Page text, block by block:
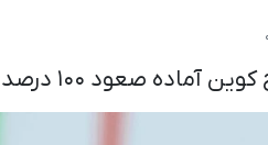
صعود ۱۰۰ درصدی به ۰٫۲ دلار